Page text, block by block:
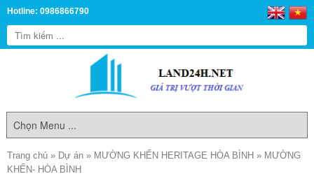
Hotline: 0986866790
Trang chủ » Dự án » MƯỜNG KHẾN HERITAGE HÒA BÌNH » MƯỜNG
KHẾN- HÒA BÌNH